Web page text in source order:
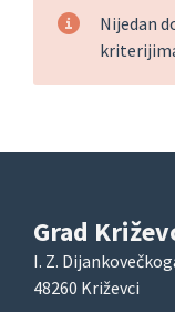
Nijedan
Grad
I. Z.
48260 Križevci